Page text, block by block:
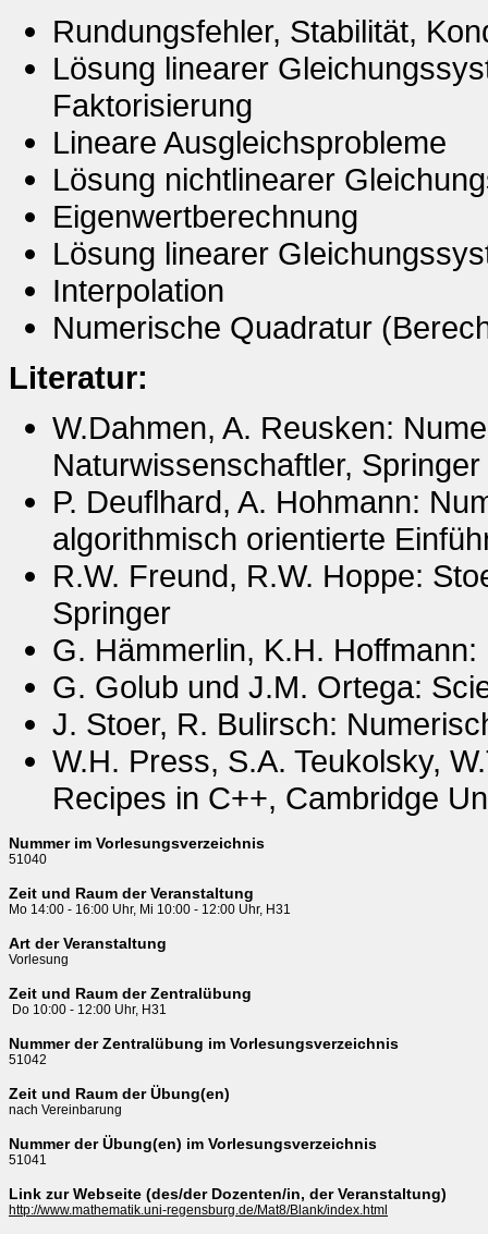
Rundungsfehler, Stabilität,
Lösung linearer
Faktorisierung
Lineare Ausgleichsprobleme
Lösung nichtlinearer
Eigenwertberechnung
Lösung linearer
Interpolation
Numerische Quadratur
Literatur:
W.Dahmen, A. Reusken:
Naturwissenschaftler, Springer
P. Deuflhard, A. Hohmann:
algorithmisch orientierte
R.W. Freund, R.W. Hoppe:
Springer
G. Hämmerlin, K.H.
G. Golub und J.M. Ortega:
J. Stoer, R. Bulirsch:
W.H. Press, S.A. Teukolsky,
Recipes in C++, Cambridge
Nummer im Vorlesungsverzeichnis
51040
Zeit und Raum der Veranstaltung
Mo 14:00 - 16:00 Uhr, Mi 10:00 - 12:00 Uhr, H31
Art der Veranstaltung
Vorlesung
Zeit und Raum der Zentralübung
Do 10:00 - 12:00 Uhr, H31
Nummer der Zentralübung im Vorlesungsverzeichnis
51042
Zeit und Raum der Übung(en)
nach Vereinbarung
Nummer der Übung(en) im Vorlesungsverzeichnis
51041
Link zur Webseite (des/der Dozenten/in, der Veranstaltung)
http://www.mathematik.uni-regensburg.de/Mat8/Blank/index.html